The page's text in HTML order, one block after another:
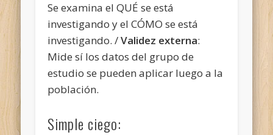
Se examina el QUÉ se está
investigando y el CÓMO se está
investigando. /Validez externa:
Mide sí los datos del grupo de
estudio se pueden aplicar luego a la
población.
Simple ciego: